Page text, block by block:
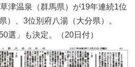
津温泉（群馬県）が19年連続1位
）、3位別府八湯（大分県）。
選」も決定。（20日付）